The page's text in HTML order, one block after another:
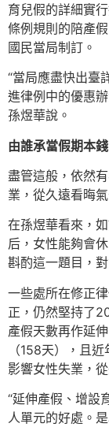
育兒假的詳細實
條例規則的陪產
國民當局制訂。
“當局應盡快出臺
進律例中的優惠
孫煜華說。
由誰承當假期本錢
盡管這般，依然
業，從久遠看晦
在孫煜華看來，
后，女性能夠會
斟酌這一題目，
一些處所在修正
正，仍然堅持了
產假天數再作延
（158天），且
影響女性失業，
“延伸產假、增設
人單元的好處。